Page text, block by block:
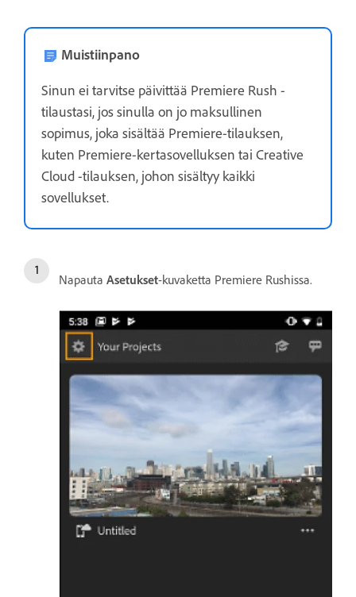
Muistiinpano
Sinun ei tarvitse päivittää Premiere Rush -
tilaustasi, jos sinulla on jo maksullinen
sopimus, joka sisältää Premiere-tilauksen,
kuten Premiere-kertasovelluksen tai Creative
Cloud -tilauksen, johon sisältyy kaikki
sovellukset.
Napauta Asetukset-kuvaketta Premiere Rushissa.